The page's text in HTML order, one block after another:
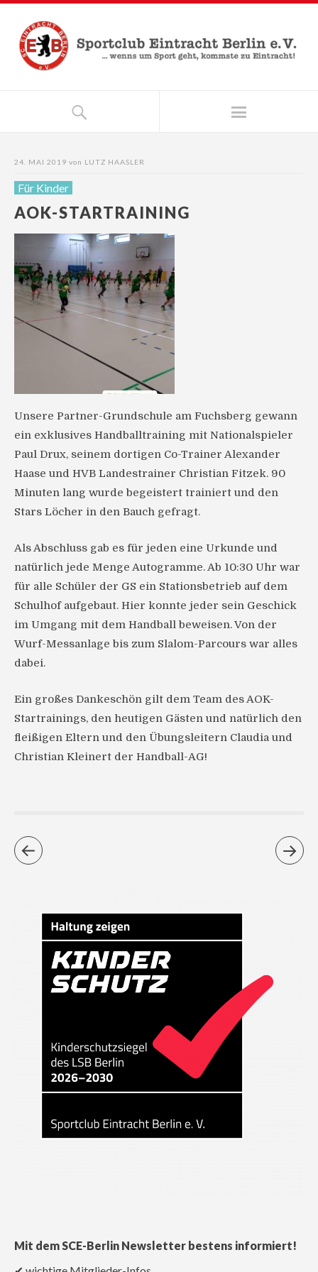
24. MAI 2019 von LUTZ HAASLER
Für Kinder
AOK-STARTRAINING
Unsere Partner-Grundschule am Fuchsberg gewann
ein exklusives Handballtraining mit Nationalspieler
Paul Drux, seinem dortigen Co-Trainer Alexander
Haase und HVB Landestrainer Christian Fitzek. 90
Minuten lang wurde begeistert trainiert und den
Stars Löcher in den Bauch gefragt.
Als Abschluss gab es für jeden eine Urkunde und
natürlich jede Menge Autogramme. Ab 10:30 Uhr war
für alle Schüler der GS ein Stationsbetrieb auf dem
Schulhof aufgebaut. Hier konnte jeder sein Geschick
im Umgang mit dem Handball beweisen. Von der
Wurf-Messanlage bis zum Slalom-Parcours war alles
dabei.
Ein großes Dankeschön gilt dem Team des AOK-
Startrainings, den heutigen Gästen und natürlich den
fleißigen Eltern und den Übungsleitern Claudia und
Christian Kleinert der Handball-AG!
Mit dem SCE-Berlin Newsletter bestens informiert!